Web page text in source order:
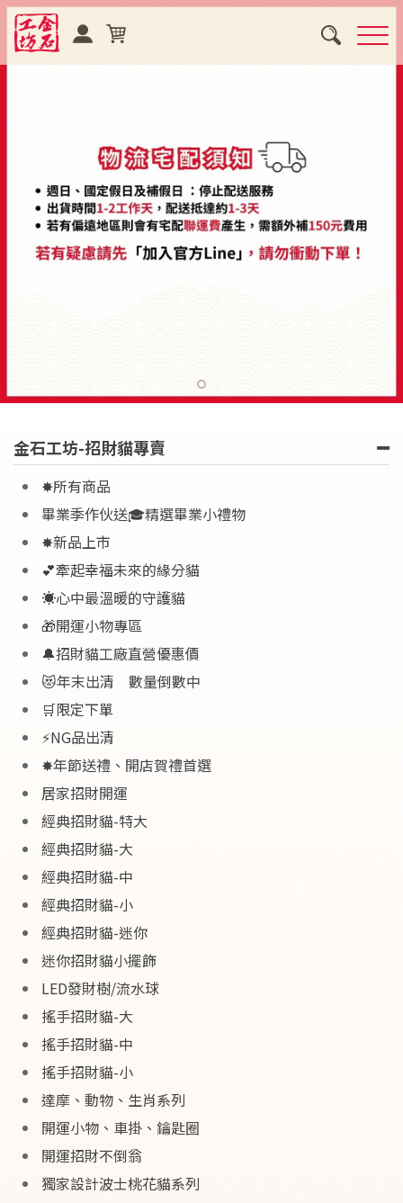
金石工坊-招財貓專賣
✸所有商品
畢業季作伙送🎓精選畢業小禮物
✸新品上市
💕牽起幸福未來的緣分貓
☀️心中最溫暖的守護貓
🎁開運小物專區
🔔招財貓工廠直營優惠價
😻年末出清 數量倒數中
🛒限定下單
⚡NG品出清
✸年節送禮、開店賀禮首選
居家招財開運
經典招財貓-特大
經典招財貓-大
經典招財貓-中
經典招財貓-小
經典招財貓-迷你
迷你招財貓小擺飾
LED發財樹/流水球
搖手招財貓-大
搖手招財貓-中
搖手招財貓-小
達摩、動物、生肖系列
開運小物、車掛、鑰匙圈
開運招財不倒翁
獨家設計波士桃花貓系列